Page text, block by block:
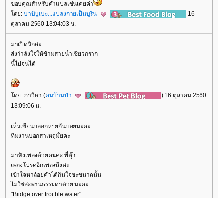
ขอบคุณสำหรับคำแปลเช่นเคยค่า
ดย: บาบิบูเบะ...แปลงกายเป็นบูริน
16
ตุลาคม 2560 13:04:03 น.
มาเปิดวิกค่ะ
ส่งกำลังใจให้ข้ามสายน้ำเชี่ยวกราก
นี้ไปจนได้
ดย: ภาวิดา (คนบ้านป่า
) 16 ตุลาคม 2560
13:09:06 น.
เห็นเขียนบลอกหายกันบ่อยนะคะ
ทีมงานบอกสาเหตุมั้ยคะ
มาฟังเพลงด้วยคนค่ะ พี่ตุ๊ก
เพลงโปรดอีกเพลงนึงค่ะ
เข้าใจหาถ้อยคำได้กินใจซะขนาดนั้น
ไม่ใช่สะพานธรรมดาด้วย นะคะ
"Bridge over trouble water"